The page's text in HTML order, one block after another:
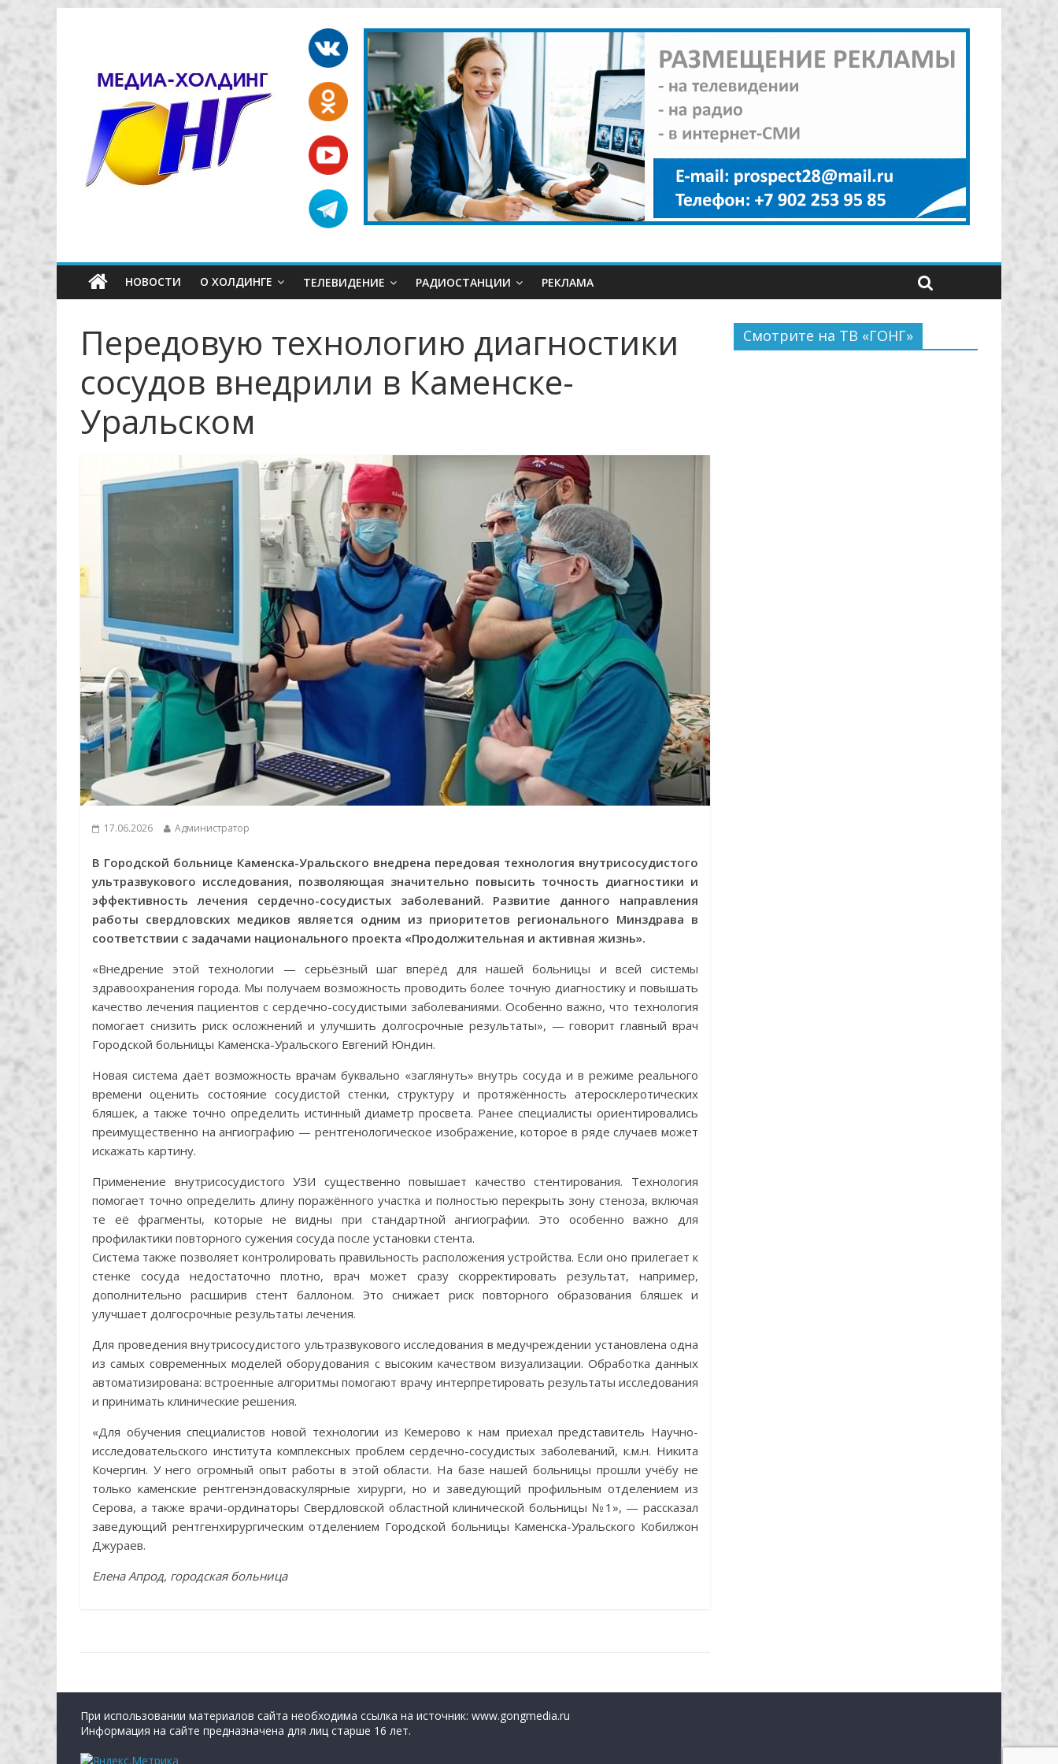
НОВОСТИ О ХОЛДИНГЕ ТЕЛЕВИДЕНИЕ РАДИОСТАНЦИИ РЕКЛАМА
Передовую технологию диагностики
сосудов внедрили в Каменске-
Уральском
17.06.2026 Администратор
В Городской больнице Каменска-Уральского внедрена передовая технология внутрисосудистого
ультразвукового исследования, позволяющая значительно повысить точность диагностики и
эффективность лечения сердечно-сосудистых заболеваний. Развитие данного направления
работы свердловских медиков является одним из приоритетов регионального Минздрава в
соответствии с задачами национального проекта «Продолжительная и активная жизнь».
«Внедрение этой технологии — серьёзный шаг вперёд для нашей больницы и всей системы
здравоохранения города. Мы получаем возможность проводить более точную диагностику и повышать
качество лечения пациентов с сердечно-сосудистыми заболеваниями. Особенно важно, что технология
помогает снизить риск осложнений и улучшить долгосрочные результаты», — говорит главный врач
Городской больницы Каменска-Уральского Евгений Юндин.
Новая система даёт возможность врачам буквально «заглянуть» внутрь сосуда и в режиме реального
времени оценить состояние сосудистой стенки, структуру и протяжённость атеросклеротических
бляшек, а также точно определить истинный диаметр просвета. Ранее специалисты ориентировались
преимущественно на ангиографию — рентгенологическое изображение, которое в ряде случаев может
искажать картину.
Применение внутрисосудистого УЗИ существенно повышает качество стентирования. Технология
помогает точно определить длину поражённого участка и полностью перекрыть зону стеноза, включая
те её фрагменты, которые не видны при стандартной ангиографии. Это особенно важно для
профилактики повторного сужения сосуда после установки стента.
Система также позволяет контролировать правильность расположения устройства. Если оно прилегает к
стенке сосуда недостаточно плотно, врач может сразу скорректировать результат, например,
дополнительно расширив стент баллоном. Это снижает риск повторного образования бляшек и
улучшает долгосрочные результаты лечения.
Для проведения внутрисосудистого ультразвукового исследования в медучреждении установлена одна
из самых современных моделей оборудования с высоким качеством визуализации. Обработка данных
автоматизирована: встроенные алгоритмы помогают врачу интерпретировать результаты исследования
и принимать клинические решения.
«Для обучения специалистов новой технологии из Кемерово к нам приехал представитель Научно-
исследовательского института комплексных проблем сердечно-сосудистых заболеваний, к.м.н. Никита
Кочергин. У него огромный опыт работы в этой области. На базе нашей больницы прошли учёбу не
только каменские рентгенэндоваскулярные хирурги, но и заведующий профильным отделением из
Серова, а также врачи-ординаторы Свердловской областной клинической больницы №1», — рассказал
заведующий рентгенхирургическим отделением Городской больницы Каменска-Уральского Кобилжон
Джураев.
Елена Апрод, городская больница
Смотрите на ТВ «ГОНГ»
При использовании материалов сайта необходима ссылка на источник: www.gongmedia.ru
Информация на сайте предназначена для лиц старше 16 лет.